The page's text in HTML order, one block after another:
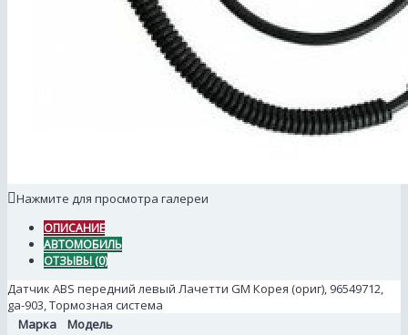
Нажмите для просмотра галереи
ОПИСАНИЕ
АВТОМОБИЛЬ
ОТЗЫВЫ (0)
Датчик ABS передний левый Лачетти GM Корея (ориг), 96549712,
ga-903, Тормозная система
Марка
Модель